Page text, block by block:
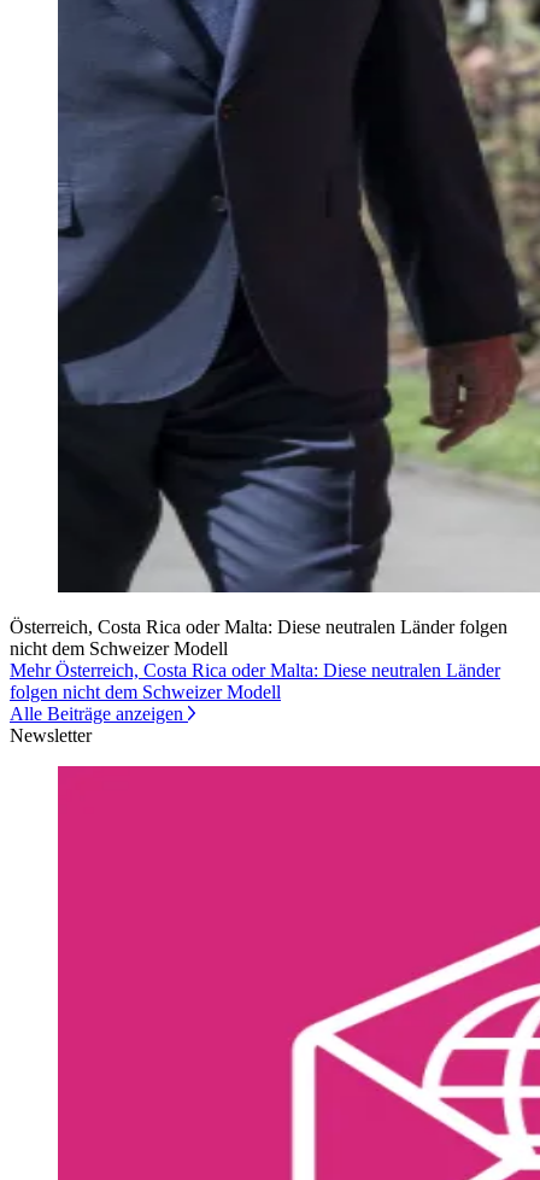
Österreich, Costa Rica oder Malta: Diese neutralen Länder folgen
nicht dem Schweizer Modell
Mehr Österreich, Costa Rica oder Malta: Diese neutralen Länder
folgen nicht dem Schweizer Modell
Alle Beiträge anzeigen
Newsletter